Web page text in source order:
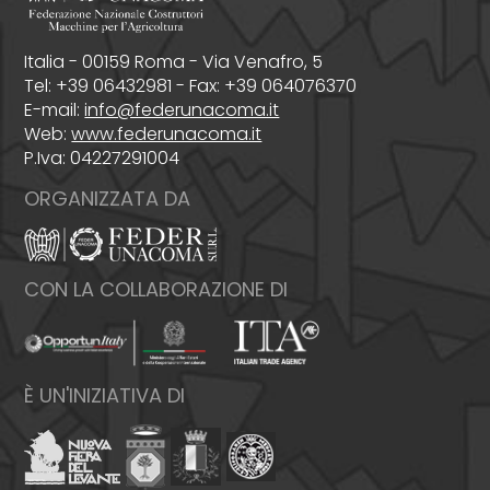
Italia - 00159 Roma - Via Venafro, 5
Tel: +39 06432981 - Fax: +39 064076370
E-mail:info@federunacoma.it
Web:www.federunacoma.it
P.Iva: 04227291004
ORGANIZZATA DA
CON LA COLLABORAZIONE DI
È UN'INIZIATIVA DI